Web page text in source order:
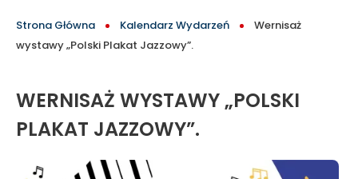
BLOCK
ŚCIEŻKA
NAWIGACYJNA
Strona Główna Kalendarz Wydarzeń
Wernisaż
wystawy „Polski Plakat Jazzowy”.
WERNISAŻ WYSTAWY „POLSKI
PLAKAT JAZZOWY”.